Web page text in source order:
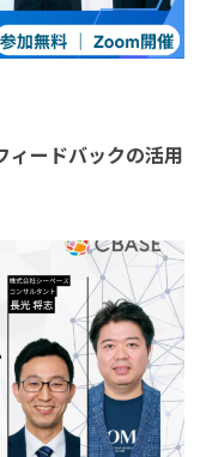
ィードバックの活用